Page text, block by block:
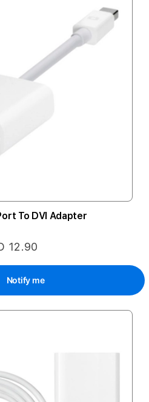
To DVI Adapter
12.90
Notify me